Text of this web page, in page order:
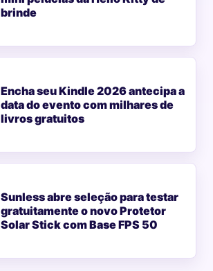
brinde
Encha seu Kindle 2026 antecipa a
data do evento com milhares de
livros gratuitos
Sunless abre seleção para testar
gratuitamente o novo Protetor
Solar Stick com Base FPS 50